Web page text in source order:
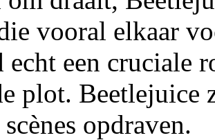
vooral elkaar
echt een cruciale
plot. Beetlejuice
opdraven.